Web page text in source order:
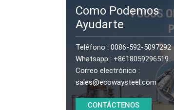
Como Podemos
Ayudarte
Teléfono : 0086-592-5097292
Whatsapp : +8618059296519
Correo electrónico :
sales@ecowaysteel.com
CONTÁCTENOS